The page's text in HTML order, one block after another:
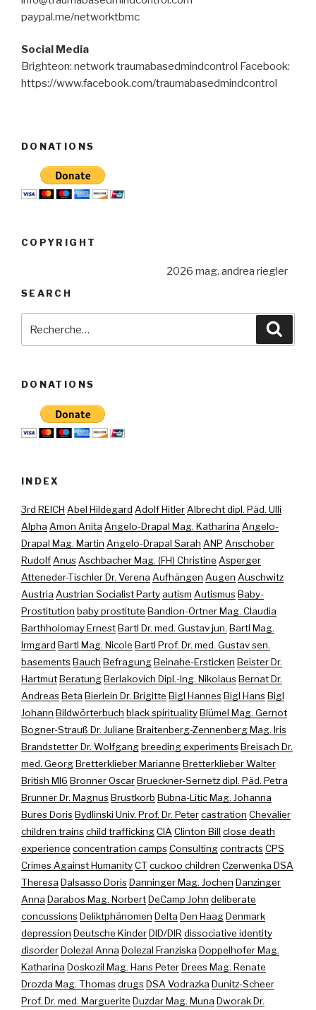
paypal.me/networktbmc
Social Media
Brighteon: network traumabasedmindcontrol Facebook:
https://www.facebook.com/traumabasedmindcontrol
DONATIONS
COPYRIGHT
2026 mag. andrea riegler
SEARCH
DONATIONS
INDEX
3rd REICH Abel Hildegard Adolf HitlerAlbrecht dipl. Päd. Ulli
Alpha Amon Anita Angelo-Drapal Mag. Katharina Angelo-
Drapal Mag. Martin Angelo-Drapal Sarah ANP Anschober
RudolfAnusAschbacher Mag. (FH) Christine Asperger
Atteneder-Tischler Dr. Verena Aufhängen Augen Auschwitz
Austria Austrian Socialist Party autism AutismusBaby-
Prostitution baby prostitute Bandion-Ortner Mag. Claudia
Barthholomay ErnestBartl Dr. med. Gustav jun. Bartl Mag.
Irmgard Bartl Mag. Nicole Bartl Prof. Dr. med. Gustav sen.
basementsBauch BefragungBeinahe-Ersticken Beister Dr.
HartmutBeratungBerlakovich Dipl.-Ing. NikolausBernat Dr.
AndreasBeta Bierlein Dr. Brigitte Bigl HannesBigl HansBigl
Johann Bildwörterbuch black spiritualityBlümel Mag. Gernot
Bogner-Strauß Dr. Juliane Braitenberg-Zennenberg Mag. Iris
Brandstetter Dr. Wolfgangbreeding experimentsBreisach Dr.
med. GeorgBretterklieber Marianne Bretterklieber Walter
British MI6 Bronner OscarBrueckner-Sernetz dipl. Päd. Petra
Brunner Dr. MagnusBrustkorb Bubna-Litic Mag. Johanna
Bures DorisBydlinski Univ. Prof. Dr. Petercastration Chevalier
children trainschild traffickingCIA Clinton Bill close death
experience concentration campsConsultingcontractsCPS
Crimes Against HumanityCT cuckoo children Czerwenka DSA
Theresa Dalsasso DorisDanninger Mag. Jochen Danzinger
Anna Darabos Mag. NorbertDeCamp John deliberate
concussionsDeliktphänomen Delta Den HaagDenmark
depression Deutsche KinderDID/DIR dissociative identity
disorderDolezal Anna Dolezal Franziska Doppelhofer Mag.
Katharina Doskozil Mag. Hans PeterDrees Mag. Renate
Drozda Mag. ThomasdrugsDSA Vodrazka Dunitz-Scheer
Prof. Dr. med. Marguerite Duzdar Mag. Muna Dworak Dr.